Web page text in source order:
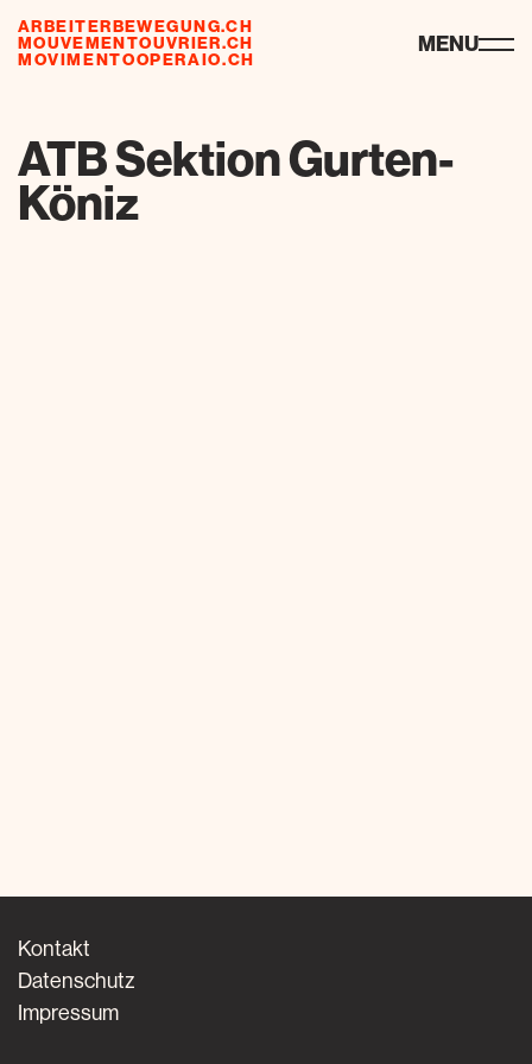
ARBEITERBEWEGUNG.CH
MOUVEMENTOUVRIER.CH
MOVIMENTOOPERAIO.CH
ressourcen MENU
ATB Sektion Gurten-
Köniz
Kontakt
Datenschutz
Impressum